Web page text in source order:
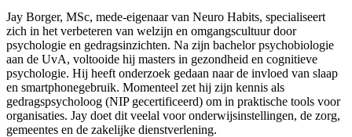
Jay Borger, MSc, mede-eigenaar van Neuro Habits, specialiseert
zich in het verbeteren van welzijn en omgangscultuur door
psychologie en gedragsinzichten. Na zijn bachelor psychobiologie
aan de UvA, voltooide hij masters in gezondheid en cognitieve
psychologie. Hij heeft onderzoek gedaan naar de invloed van slaap
en smartphonegebruik. Momenteel zet hij zijn kennis als
gedragspsycholoog (NIP gecertificeerd) om in praktische tools voor
organisaties. Jay doet dit veelal voor onderwijsinstellingen, de zorg,
gemeentes en de zakelijke dienstverlening.